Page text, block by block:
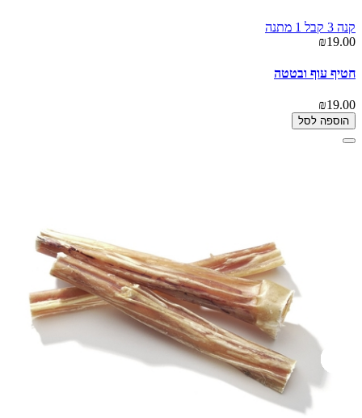
קנה 3 קבל 1 מתנה
₪19.00
חטיף עוף ובטטה
₪19.00
הוספה לסל